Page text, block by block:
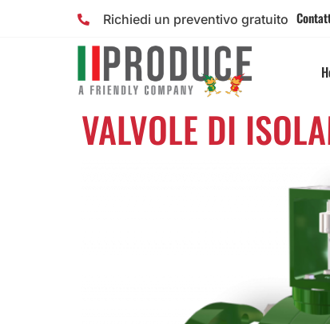
Richiedi un preventivo gratuito
VALVOLE DI